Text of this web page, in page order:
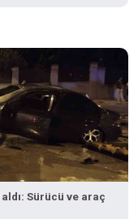
Sürücü ve araç